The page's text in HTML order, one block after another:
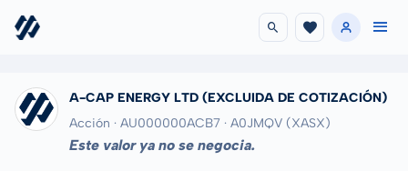
A-CAP ENERGY LTD (EXCLUIDA DE COTIZACIÓN)
Acción · AU000000ACB7 · A0JMQV (XASX)
Este valor ya no se negocia.